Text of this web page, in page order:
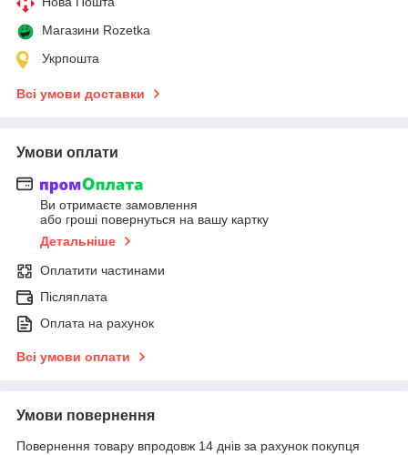
Магазини Rozetka
Укрпошта
Всі умови доставки
Умови оплати
Ви отримаєте замовлення
або гроші повернуться на вашу картку
Детальніше
Оплатити частинами
Післяплата
Оплата на рахунок
Всі умови оплати
Умови повернення
Повернення товару впродовж 14 днів за рахунок покупця